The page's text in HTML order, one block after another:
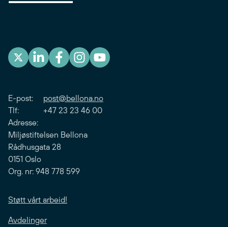
E-post: post@bellona.no
Tlf: +47 23 23 46 00
Adresse:
Miljøstiftelsen Bellona
Rådhusgata 28
0151 Oslo
Org. nr: 948 778 599
Støtt vårt arbeid!
Avdelinger